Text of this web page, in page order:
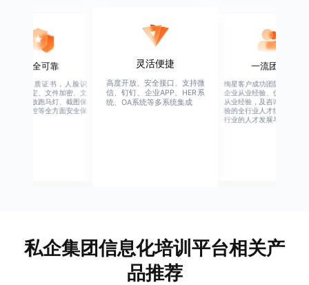
安全可靠
业权威资质证书，人脸识
、设备绑定、文件加密、文
水印、播放跑马灯、截图保
、权限管控等全方面安全保
灵活便捷
高度开放、安全接口、支持微
信、钉钉、企业APP、HER系
统、OA系统等多系统集成
一流团队
绚星客户成功团队，由有多
企业从业经验、优秀培训机
从业经验，及咨询公司从业
验的全行业人才组成，涉猎
行业的人才发展与培养模块
私企集团信息化培训平台相关产
品推荐